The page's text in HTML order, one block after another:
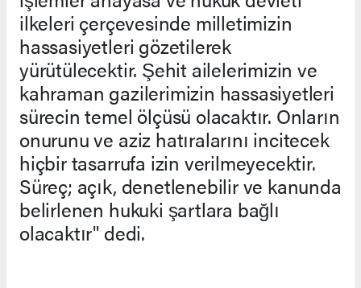
ilkeleri çerçevesinde milletimizin
hassasiyetleri gözetilerek
yürütülecektir. Şehit ailelerimizin ve
kahraman gazilerimizin hassasiyetleri
sürecin temel ölçüsü olacaktır. Onların
onurunu ve aziz hatıralarını incitecek
hiçbir tasarrufa izin verilmeyecektir.
Süreç; açık, denetlenebilir ve kanunda
belirlenen hukuki şartlara bağlı
olacaktır" dedi.